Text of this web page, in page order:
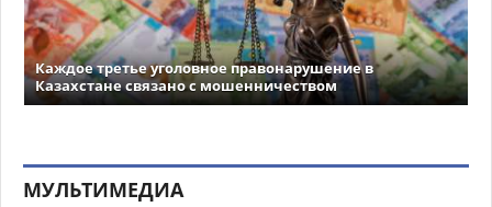
Каждое третье уголовное правонарушение в
Казахстане связано с мошенничеством
МУЛЬТИМЕДИА